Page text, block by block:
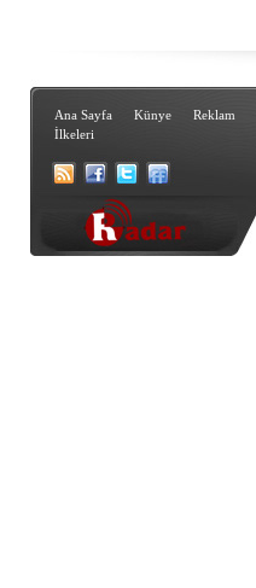
Ana Sayfa Künye Reklam
İlkeleri